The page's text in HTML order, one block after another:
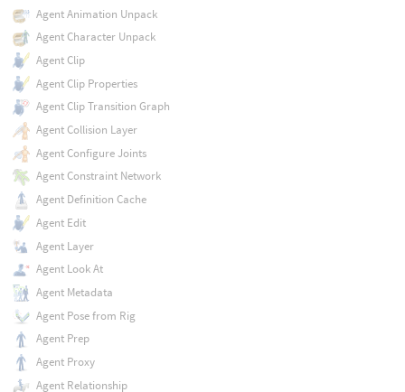
Agent Animation Unpack
Agent Character Unpack
Agent Clip
Agent Clip Properties
Agent Clip Transition Graph
Agent Collision Layer
Agent Configure Joints
Agent Constraint Network
Agent Definition Cache
Agent Edit
Agent Layer
Agent Look At
Agent Metadata
Agent Pose from Rig
Agent Prep
Agent Proxy
Agent Relationship